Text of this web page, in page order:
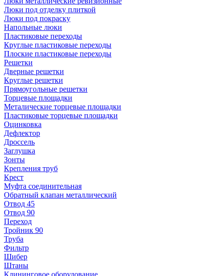
Люки под отделку плиткой
Люки под покраску
Напольные люки
Пластиковые переходы
Круглые пластиковые переходы
Плоские пластиковые переходы
Решетки
Дверные решетки
Круглые решетки
Прямоугольные решетки
Торцевые площадки
Металические торцевые площадки
Пластиковые торцевые площадки
Оцинковка
Дефлектор
Дроссель
Заглушка
Зонты
Крепления труб
Крест
Муфта соединительная
Обратный клапан металлический
Отвод 45
Отвод 90
Переход
Тройник 90
Труба
Фильтр
Шибер
Штаны
Клининговое оборудование